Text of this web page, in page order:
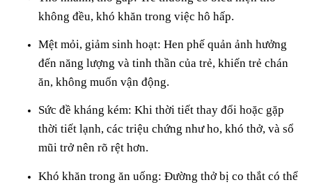
không đều, khó khăn trong việc hô hấp.
Mệt mỏi, giảm sinh hoạt: Hen phế quản ảnh hưởng
đến năng lượng và tinh thần của trẻ, khiến trẻ chán
ăn, không muốn vận động.
Sức đề kháng kém: Khi thời tiết thay đổi hoặc gặp
thời tiết lạnh, các triệu chứng như ho, khó thở, và sổ
mũi trở nên rõ rệt hơn.
Khó khăn trong ăn uống: Đường thở bị co thắt có thể